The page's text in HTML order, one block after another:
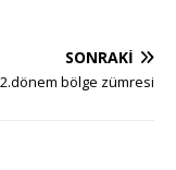
SONRAKI
bölge zümresi